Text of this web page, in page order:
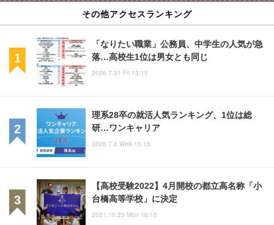
その他アクセスランキング
「なりたい職業」公務員、中学生の人気が急
落…高校生1位は男女とも同じ
2026.7.31 Fri 13:15
理系28卒の就活人気ランキング、1位は総
研…ワンキャリア
2026.7.8 Wed 15:15
【高校受験2022】4月開校の都立高名称「小
台橋高等学校」に決定
2021.10.25 Mon 16:15